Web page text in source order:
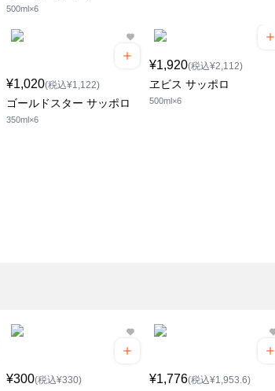
500ml×6
¥1,020(税込¥1,122)
ゴールドスター サッポロ
350ml×6
¥1,920(税込¥2,112)
ヱビス サッポロ
500ml×6
¥300(税込¥330) ¥1,776(税込¥1,953.6)